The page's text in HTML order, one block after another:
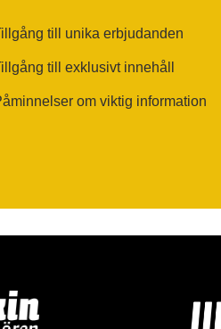
till unika erbjudanden
till exklusivt innehåll
om viktig information